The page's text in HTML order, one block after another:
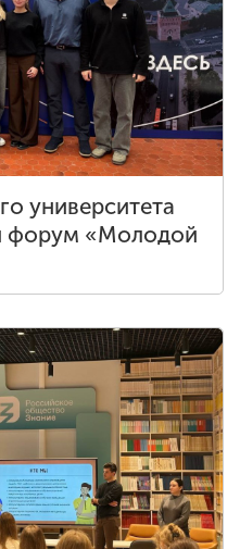
университета
форум «Молодой